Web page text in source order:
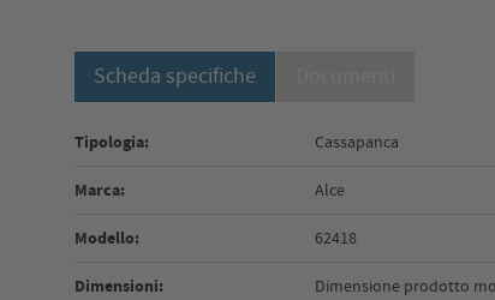
Scheda specifiche
Tipologia: Cassapanca
Marca: Alce
Modello: 62418
Dimensioni: Dimensione prodotto